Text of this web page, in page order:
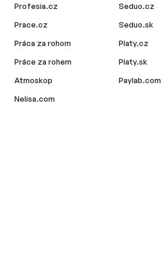
Profesia.cz
Prace.cz
Práca za rohom
Práce za rohem
Atmoskop
Nelisa.com
Seduo.cz
Seduo.sk
Platy.cz
Platy.sk
Paylab.com